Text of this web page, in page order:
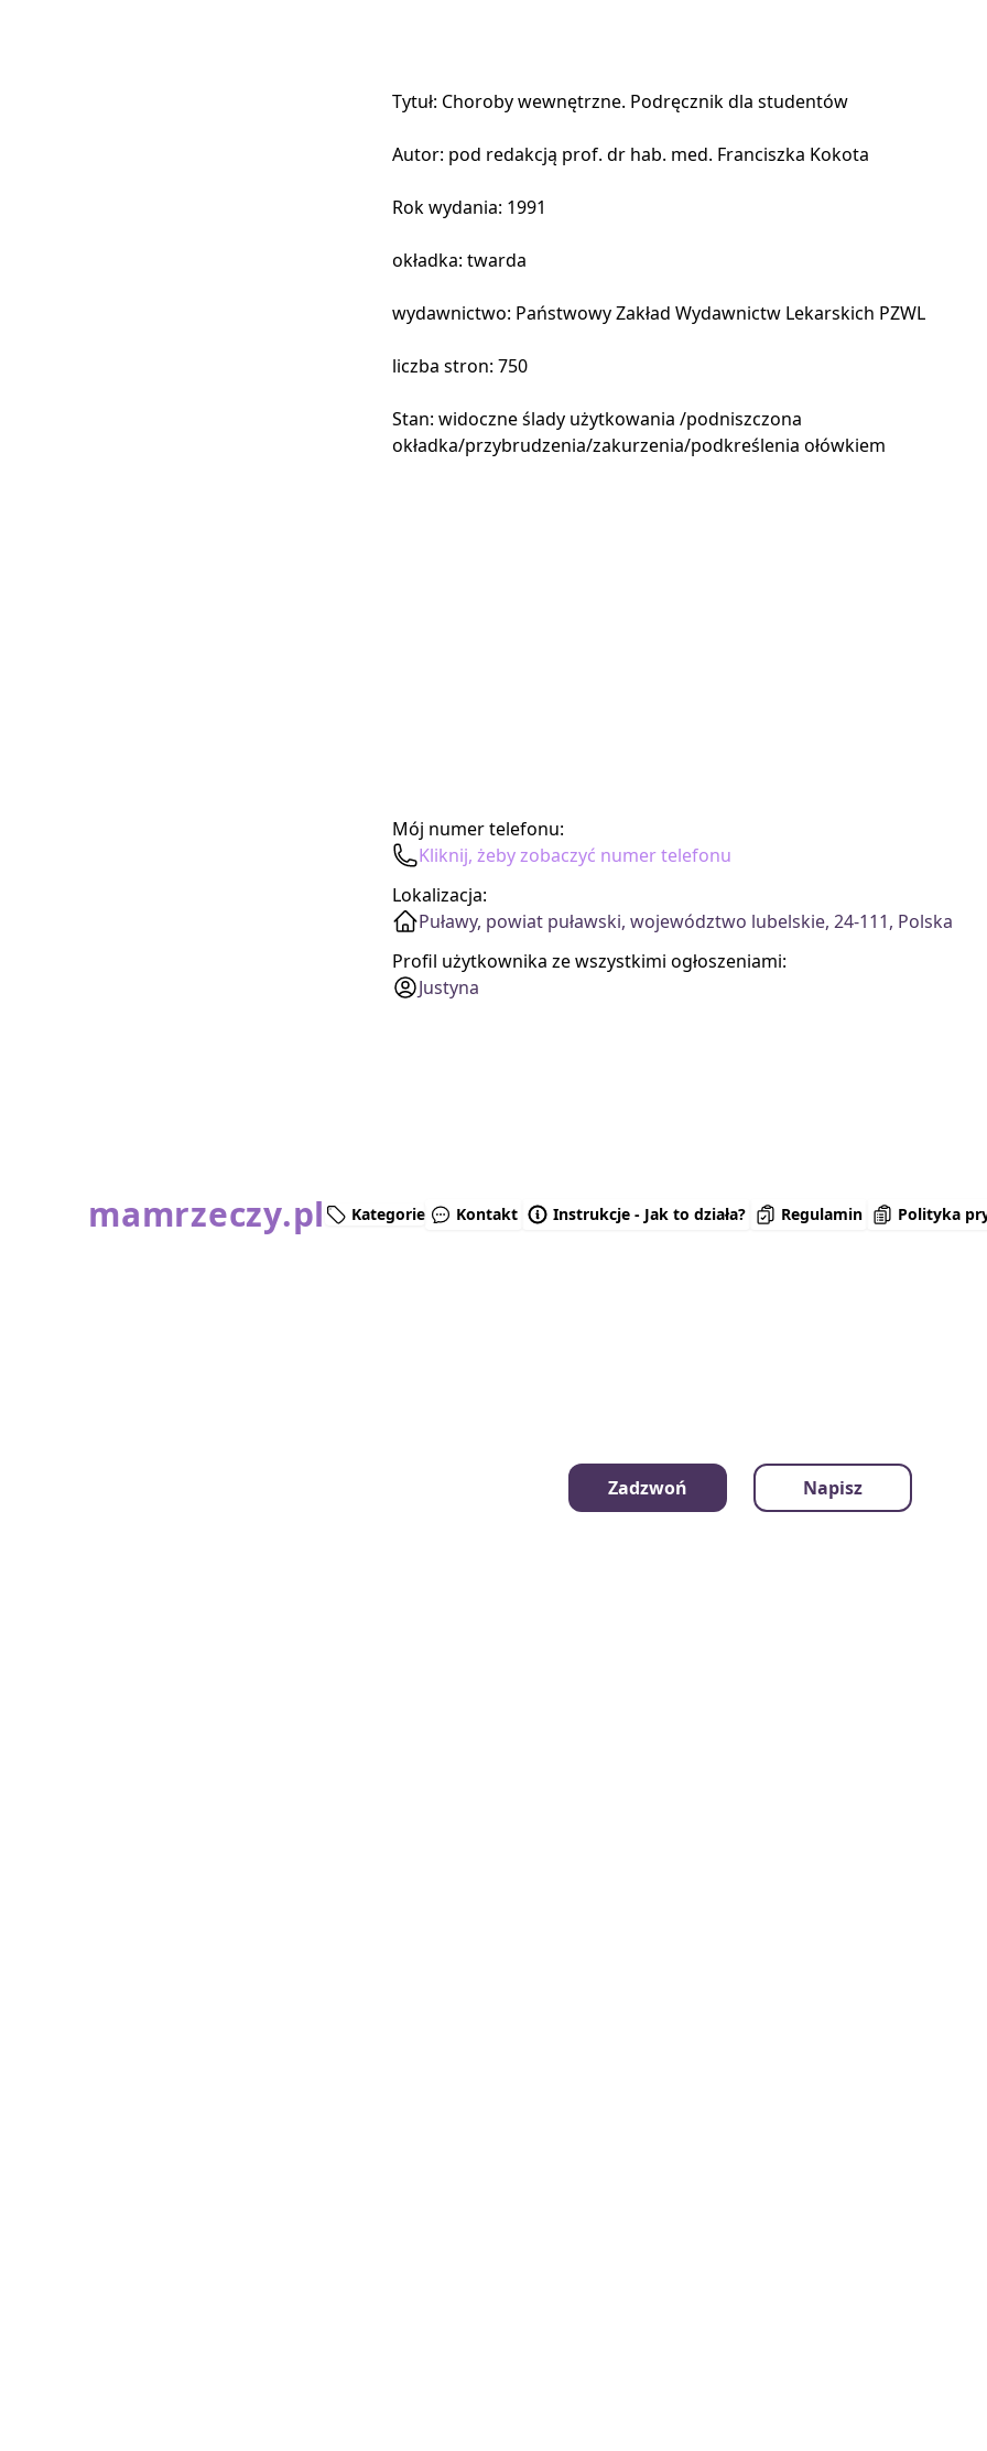
Tytuł: Choroby wewnętrzne. Podręcznik dla studentów
Autor: pod redakcją prof. dr hab. med. Franciszka Kokota
Rok wydania: 1991
okładka: twarda
wydawnictwo: Państwowy Zakład Wydawnictw Lekarskich PZWL
liczba stron: 750
Stan: widoczne ślady użytkowania /podniszczona
okładka/przybrudzenia/zakurzenia/podkreślenia ołówkiem
Mój numer telefonu:
Kliknij, żeby zobaczyć numer telefonu
Lokalizacja:
Puławy, powiat puławski, województwo lubelskie, 24-111, Polska
Profil użytkownika ze wszystkimi ogłoszeniami:
Justyna
Zadzwoń Napisz
mamrzeczy.pl Kategorie Kontakt Instrukcje - Jak to działa? Regulamin Polityka